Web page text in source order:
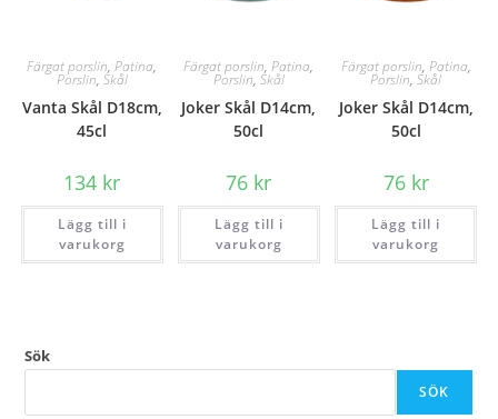
Färgat porslin,Patina,
Porslin, Skål
Vanta Skål D18cm,
45cl
134 kr
Lägg till i
varukorg
Färgat porslin,Patina,
Porslin, Skål
Joker Skål D14cm,
50cl
76 kr
Lägg till i
varukorg
Färgat porslin, Patina,
Porslin,Skål
Joker Skål D14cm,
50cl
76 kr
Lägg till i
varukorg
Sök
SÖK